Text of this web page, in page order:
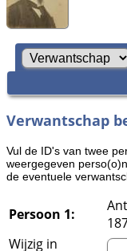
Verwantschap
Vul de ID's van twee
weergegeven
de eventuele
Persoon 1:
Wijzig in